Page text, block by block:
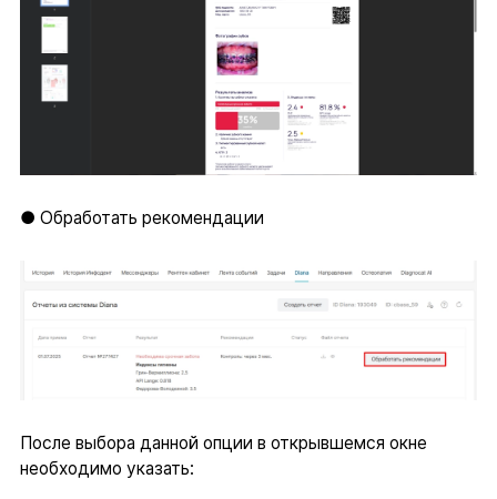
● Обработать рекомендации
После выбора данной опции в открывшемся окне
необходимо указать: